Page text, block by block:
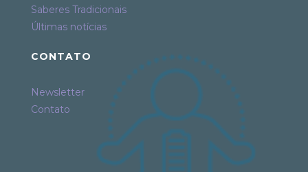
Saberes Tradicionais
Últimas notícias
CONTATO
Newsletter
Contato